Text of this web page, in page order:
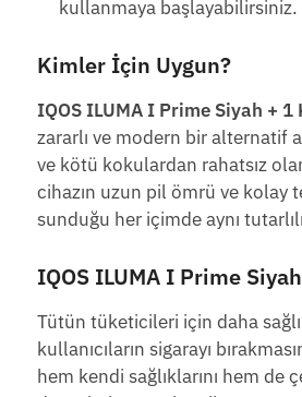
kullanmaya başlayabilirsiniz.
Kimler İçin Uygun?
IQOS ILUMA I Prime Siyah + 1
zararlı ve modern bir alternatif
ve kötü kokulardan rahatsız
cihazın uzun pil ömrü ve kolay
sunduğu her içimde aynı
IQOS ILUMA I Prime
Tütün tüketicileri için daha
kullanıcıların sigarayı
hem kendi sağlıklarını hem